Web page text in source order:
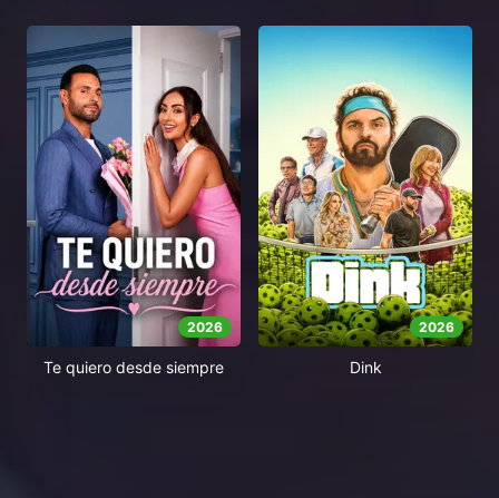
2026
Te quiero desde siempre
2026
Dink